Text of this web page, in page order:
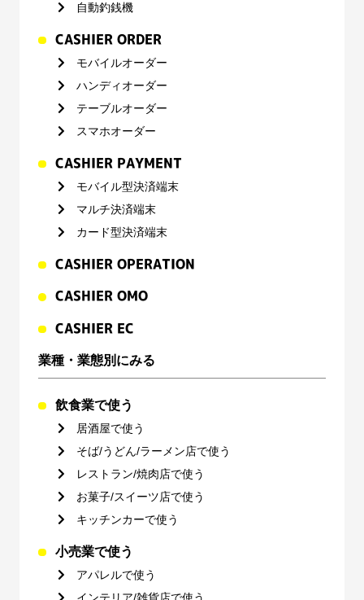
自動釣銭機
CASHIER ORDER
モバイルオーダー
ハンディオーダー
テーブルオーダー
スマホオーダー
CASHIER PAYMENT
モバイル型決済端末
マルチ決済端末
カード型決済端末
CASHIER OPERATION
CASHIER OMO
CASHIER EC
業種・業態別にみる
飲食業で使う
居酒屋で使う
そば/うどん/ラーメン店で使う
レストラン/焼肉店で使う
お菓子/スイーツ店で使う
キッチンカーで使う
小売業で使う
アパレルで使う